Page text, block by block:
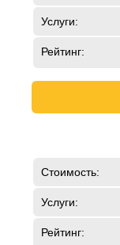
Услуги:
Рейтинг:
Стоимость:
Услуги:
Рейтинг: